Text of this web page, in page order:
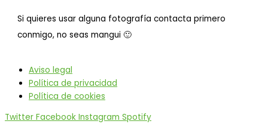
Si quieres usar alguna fotografía contacta primero
conmigo, no seas mangui 🙂
Aviso legal
Política de privacidad
Política de cookies
Twitter Facebook Instagram Spotify